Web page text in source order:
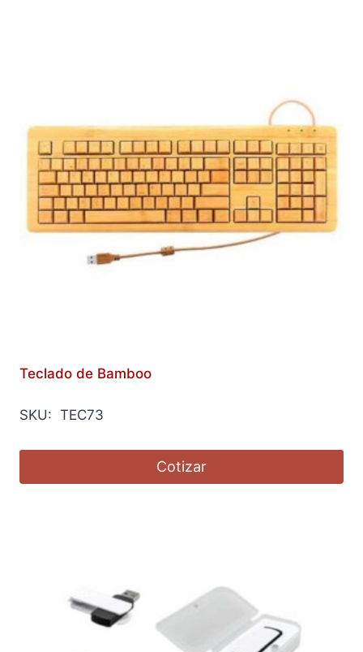
Teclado de Bamboo
SKU: TEC73
Cotizar